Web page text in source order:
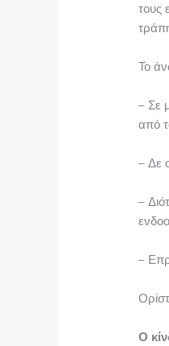
τους
Το
– Σε
από
– Δε
–
–
Ο